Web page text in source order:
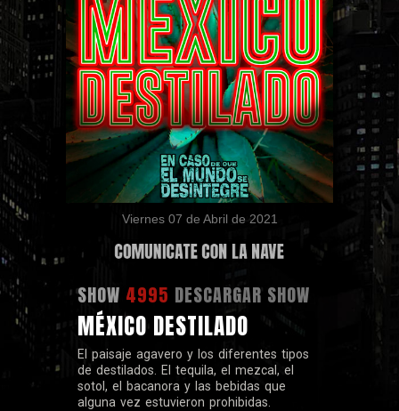
Viernes 07 de Abril de 2021
SHOW 4995 DESCARGAR SHOW
MÉXICO DESTILADO
El paisaje agavero y los diferentes tipos
de destilados. El tequila, el mezcal, el
sotol, el bacanora y las bebidas que
alguna vez estuvieron prohibidas.